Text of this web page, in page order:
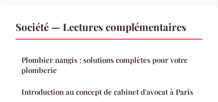
Société — Lectures complémentaires
Plombier nangis : solutions complètes pour votre
plomberie
Introduction au concept de cabinet d'avocat à Paris